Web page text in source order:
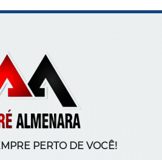
PERTO DE VOCÊ!